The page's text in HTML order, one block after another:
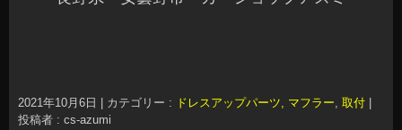
2021年10月6日 カテゴリー : ドレスアップパーツ, マフラー, 取付
投稿者 : cs-azumi